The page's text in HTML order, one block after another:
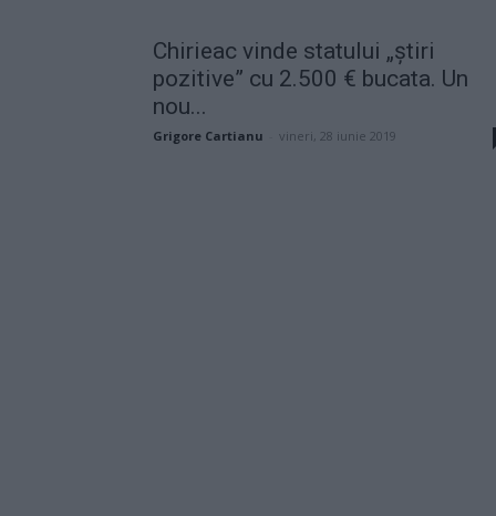
Chirieac vinde statului „știri
pozitive” cu 2.500 € bucata. Un
nou...
Grigore Cartianu vineri, 28 iunie 2019